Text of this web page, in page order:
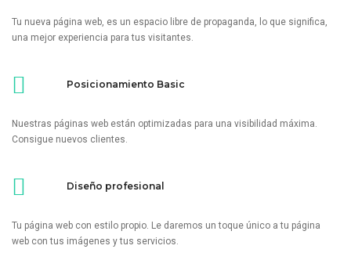
Tu nueva página web, es un espacio libre de propaganda, lo que significa,
una mejor experiencia para tus visitantes.
Posicionamiento Basic
Nuestras páginas web están optimizadas para una visibilidad máxima.
Consigue nuevos clientes.
Diseño profesional
Tu página web con estilo propio. Le daremos un toque único a tu página
web con tus imágenes y tus servicios.